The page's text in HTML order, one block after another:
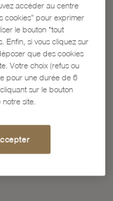
accéder au centre
cookies” pour exprimer
le bouton "tout
Enfin, si vous cliquez sur
que des cookies
Votre choix (refus ou
pour une durée de 6
sur le bouton
site.